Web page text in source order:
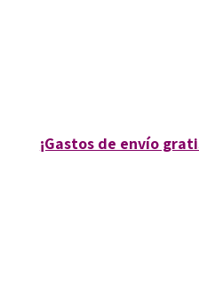
¡Gastos de envío